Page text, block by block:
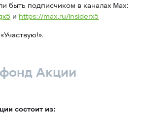
быть подписчиком в каналах Max:
и https://max.ru/insiderx5
Акции
состоит из: